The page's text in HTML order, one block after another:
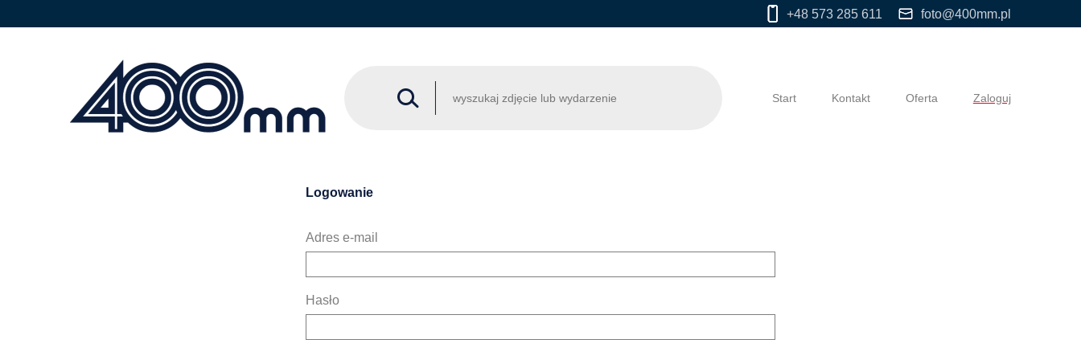
+48 573 285 611 foto@400mm.pl
Start Kontakt Oferta Zaloguj
Logowanie
Adres e-mail
Hasło